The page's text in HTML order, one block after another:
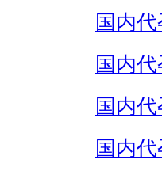
国内
国内
国内
国内